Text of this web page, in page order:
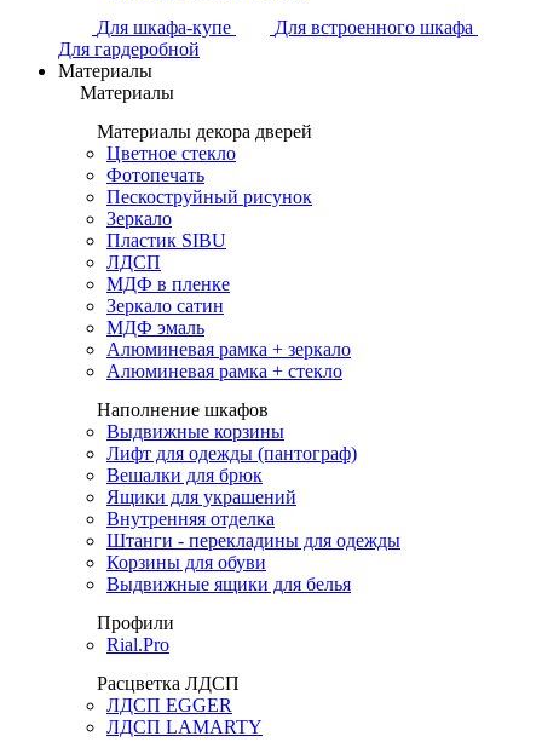
Для шкафа-купе
Для встроенного шкафа
Для гардеробной
Материалы
Материалы
Материалы декора дверей
Цветное стекло
Фотопечать
Пескоструйный рисунок
Зеркало
Пластик SIBU
ЛДСП
МДФ в пленке
Зеркало сатин
МДФ эмаль
Алюминевая рамка + зеркало
Алюминевая рамка + стекло
Наполнение шкафов
Выдвижные корзины
Лифт для одежды (пантограф)
Вешалки для брюк
Ящики для украшений
Внутренняя отделка
Штанги - перекладины для одежды
Корзины для обуви
Выдвижные ящики для белья
Профили
Rial.Pro
Расцветка ЛДСП
ЛДСП EGGER
ЛДСП LAMARTY